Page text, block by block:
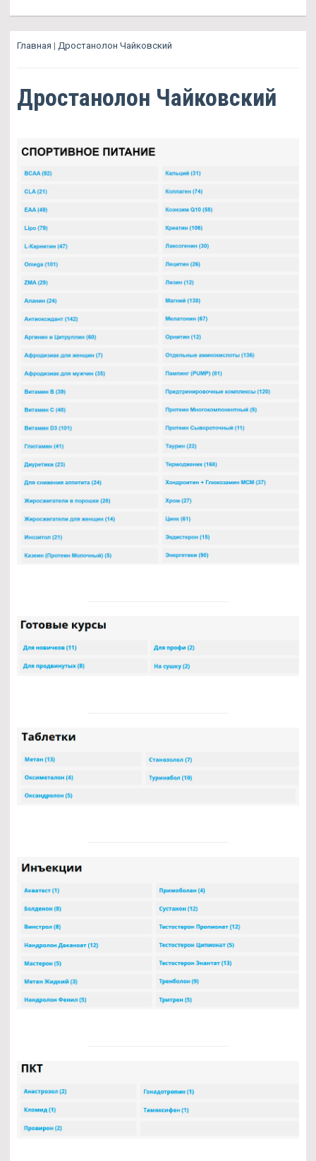
Главная | Дростанолон Чайковский
Дростанолон Чайковский